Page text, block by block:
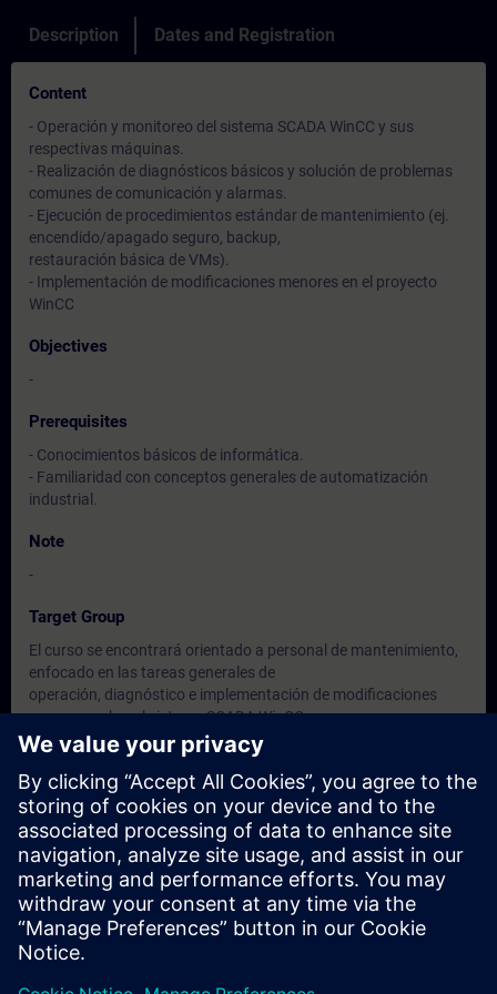
Description Dates and Registration
Content
- Operación y monitoreo del sistema SCADA WinCC y sus
respectivas máquinas.
- Realización de diagnósticos básicos y solución de problemas
comunes de comunicación y alarmas.
- Ejecución de procedimientos estándar de mantenimiento (ej.
encendido/apagado seguro, backup,
restauración básica de VMs).
- Implementación de modificaciones menores en el proyecto
WinCC
Objectives
-
Prerequisites
- Conocimientos básicos de informática.
- Familiaridad con conceptos generales de automatización
industrial.
Note
-
Target Group
El curso se encontrará orientado a personal de mantenimiento,
enfocado en las tareas generales de
operación, diagnóstico e implementación de modificaciones
menores sobre el sistema SCADA WinCC
y su infraestructura de virtualización.
Dates And Registration
Currently, no events available
Add yourself to the course request list and you will be notified
when new dates become available.
Activate notification service